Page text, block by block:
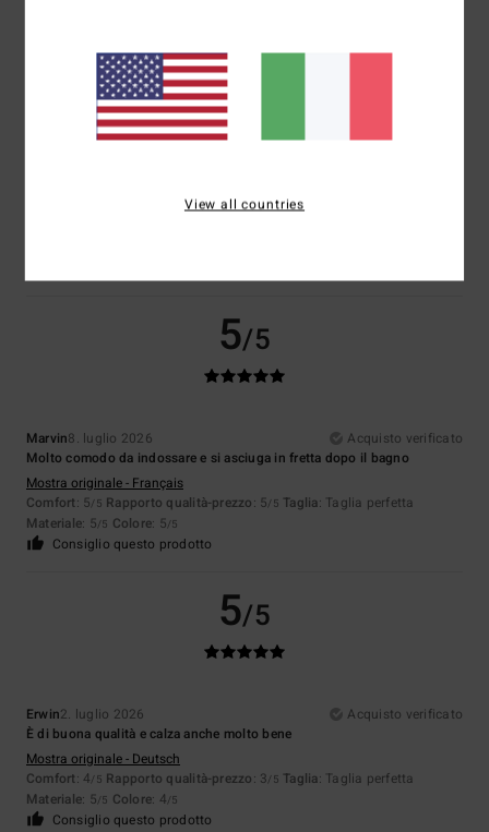
5 /5
5/5
Marvin8. luglio 2026
Acquisto verificato
Molto comodo da indossare e si asciuga in fretta dopo il bagno
Mostra originale - Français
Comfort: 5/5 Rapporto qualità-prezzo: 5/5 Taglia: Taglia perfetta
Materiale: 5/5 Colore: 5/5
Consiglio questo prodotto
5/5
Erwin2. luglio 2026
Acquisto verificato
È di buona qualità e calza anche molto bene
Mostra originale - Deutsch
Comfort: 4/5 Rapporto qualità-prezzo: 3/5 Taglia: Taglia perfetta
Materiale: 5/5 Colore: 4/5
Consiglio questo prodotto
View all countries